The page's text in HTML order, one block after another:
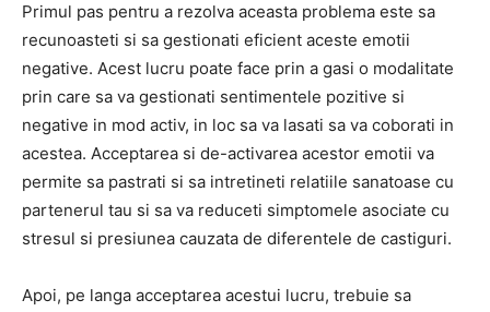
Primul pas pentru a rezolva aceasta problema este sa
recunoasteti si sa gestionati eficient aceste emotii
negative. Acest lucru poate face prin a gasi o modalitate
prin care sa va gestionati sentimentele pozitive si
negative in mod activ, in loc sa va lasati sa va coborati in
acestea. Acceptarea si de-activarea acestor emotii va
permite sa pastrati si sa intretineti relatiile sanatoase cu
partenerul tau si sa va reduceti simptomele asociate cu
stresul si presiunea cauzata de diferentele de castiguri.
Apoi, pe langa acceptarea acestui lucru, trebuie sa